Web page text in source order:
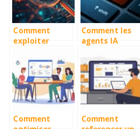
Comment
exploiter
pour améliorer
votre
stratégie SEO
Comment les
agents IA
le SEO : tout ce
qu’il faut
savoir
Comment
Comment